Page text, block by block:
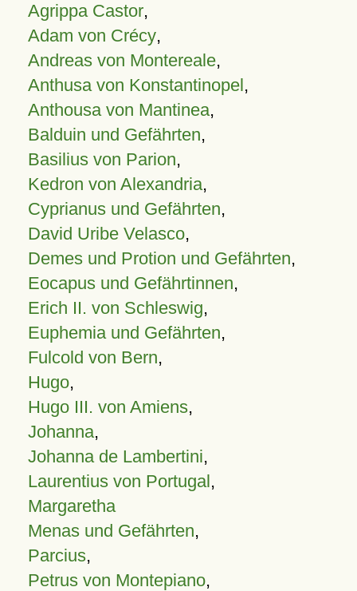
Agrippa Castor,
Adam von Crécy,
Andreas von Montereale,
Anthusa von Konstantinopel,
Anthousa von Mantinea,
Balduin und Gefährten,
Basilius von Parion,
Kedron von Alexandria,
Cyprianus und Gefährten,
David Uribe Velasco,
Demes und Protion und Gefährten,
Eocapus und Gefährtinnen,
Erich II. von Schleswig,
Euphemia und Gefährten,
Fulcold von Bern,
Hugo,
Hugo III. von Amiens,
Johanna,
Johanna de Lambertini,
Laurentius von Portugal,
Margaretha
Menas und Gefährten,
Parcius,
Petrus von Montepiano,